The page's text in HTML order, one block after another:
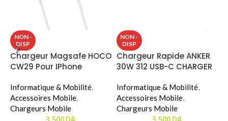
NON -
DISP
Chargeur Magsafe HOCO
CW29 Pour IPhone
Informatique & Mobilité,
Accessoires Mobile,
Chargeurs Mobile
NON -
DISP
Chargeur Rapide ANKER
30W 312 USB-C CHARGER
Informatique & Mobilité,
Accessoires Mobile,
Chargeurs Mobile